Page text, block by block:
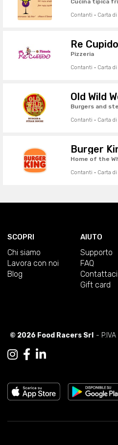
Contanti · Carta di
Re Cupido
Pizzeria
Contanti · Carta di
Old Wild
Burgers and
Contanti · Carta di
Burger
Home of the
Contanti · Carta di
SCOPRI
Chi siamo
Lavora con noi
Blog
AIUTO
Supporto
FAQ
Contattaci
Gift card
© 2026 Food Racers Srl -